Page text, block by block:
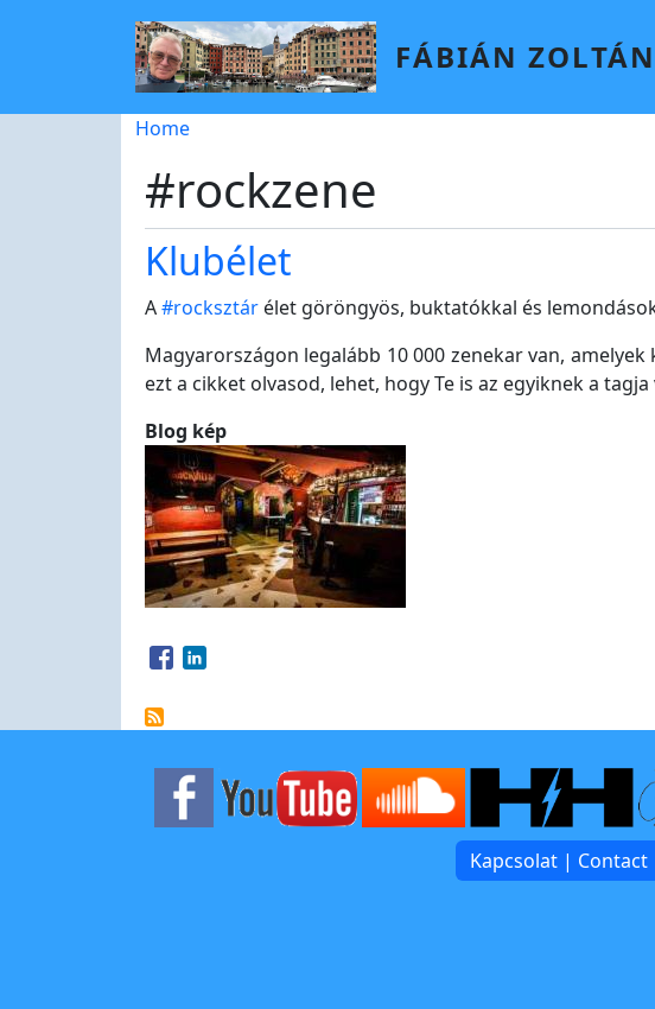
FÁBIÁN ZOLTÁN
Breadcrumb
Home
#rockzene
Klubélet
A#rocksztár élet göröngyös, buktatókkal és
Magyarországon legalább 10 000 zenekar van,
ezt a cikket olvasod, lehet, hogy Te is az egyiknek a
Blog kép
Opens in a new window
Opens in a new window
Kapcsolat | Contact